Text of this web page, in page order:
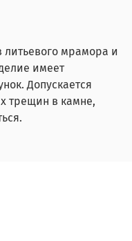
литьевого мрамора и
имеет
Допускается
трещин в камне,